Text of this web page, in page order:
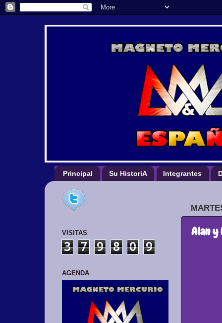
Principal Su HistoriA Integrantes
Alan y
VISITAS
3 7 9 8 0 9
AGENDA